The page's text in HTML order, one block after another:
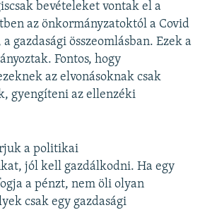
bevételeket vontak el a
az önkormányzatoktól a Covid
gazdasági összeomlásban. Ezek a
Fontos, hogy
az elvonásoknak csak
gyengíteni az ellenzéki
a politikai
jól kell gazdálkodni. Ha egy
a pénzt, nem öli olyan
csak egy gazdasági